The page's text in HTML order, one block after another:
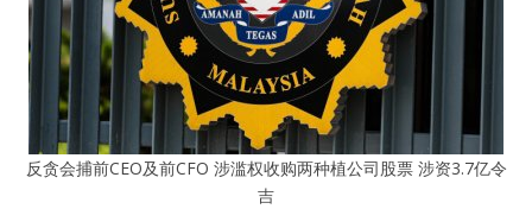
反贪会捕前CEO及前CFO 涉滥权收购两种植公司股票 涉资3.7亿令
吉